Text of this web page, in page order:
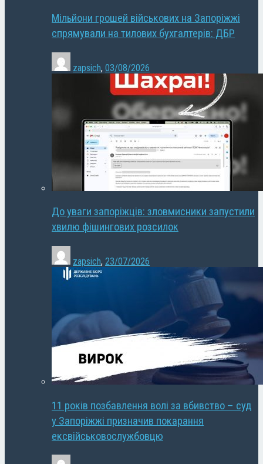
Мільйони грошей військових на Запоріжжі
спрямували на тилових бухгалтерів: ДБР
zapsich, 03/08/2026
До уваги запоріжців: зловмисники запустили
хвилю фішингових розсилок
zapsich, 23/07/2026
11 років позбавлення волі за вбивство – суд
у Запоріжжі призначив покарання
ексвійськовослужбовцю